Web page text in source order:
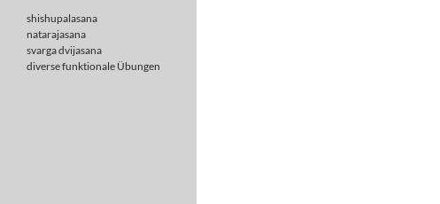
shishupalasana
natarajasana
svarga dvijasana
diversefunktionale Übungen